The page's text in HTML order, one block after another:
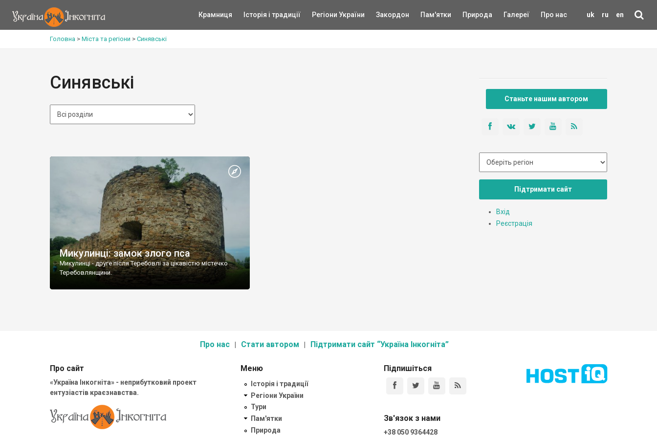
uk ru en
Крамниця Історія і традиції Регіони України Закордон Пам'ятки Природа Галереї Про нас
Головна > Міста та регіони > Синявські
Синявські
Микулинці: замок злого пса
Микулинці - друге після Теребовлі за цікавістю містечко
Теребовлянщини.
Станьте нашим автором
Підтримати сайт
Вхід
Реєстрація
Про нас Стати автором Підтримати сайт “Україна Інкогніта”
Про сайт
«Україна Інкогніта» - неприбутковий проект
ентузіастів краєзнавства.
Меню
Історія і традиції
Регіони України
Тури
Пам'ятки
Природа
Підпишіться
Зв'язок з нами
+38 050 9364428